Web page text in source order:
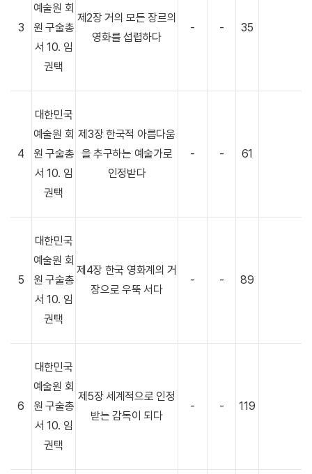
3
예술원 회
원 구술총
서 10. 임
권택
제2장 거의 모든 장르의
영화를 섭렵하다
- - 35
4
대한민국
예술원 회
원 구술총
서 10. 임
권택
제3장 한국적 아름다움
을 추구하는 예술가로
인정받다
- - 61
5
대한민국
예술원 회
원 구술총
서 10. 임
권택
제4장 한국 영화계의 거
장으로 우뚝 서다
- - 89
6
대한민국
예술원 회
원 구술총
서 10. 임
권택
제5장 세계적으로 인정
받는 감독이 되다
- - 119